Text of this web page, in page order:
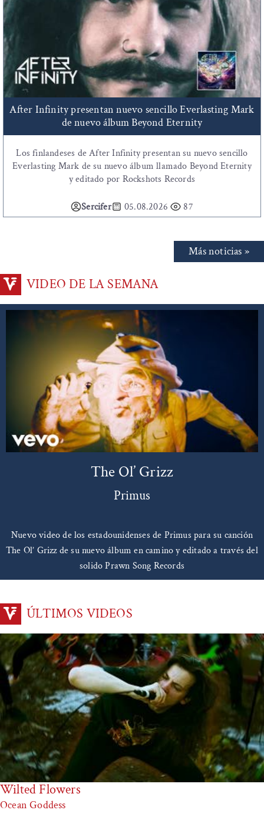
After Infinity presentan nuevo sencillo Everlasting Mark
de nuevo álbum Beyond Eternity
Los finlandeses de After Infinity presentan su nuevo sencillo
Everlasting Mark de su nuevo álbum llamado Beyond Eternity
y editado por Rockshots Records
Sercifer 05.08.2026 87
Más noticias »
VIDEO DE LA SEMANA
The Ol’ Grizz
Primus
Nuevo video de los estadounidenses de Primus para su canción
The Ol’ Grizz de su nuevo álbum en camino y editado a través del
solido Prawn Song Records
ÚLTIMOS VIDEOS
Wilted Flowers
Ocean Goddess